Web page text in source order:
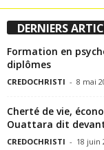
DERNIERS
Formation en
diplômes
CREDOCHRISTI - 8 mai
Cherté de vie,
Ouattara dit
CREDOCHRISTI - 18 juin